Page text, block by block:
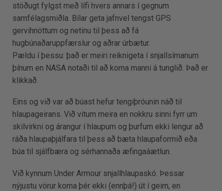
stöðugt fylgst með lífi hvers annars í gegnum
samfélagsmiðla. Bílar geta jafnvel tengst GPS
gervihnöttum og netinu til þess að fá
hugbúnaðaruppfærslur og aðrar úrbætur.
Pældu í þessu: það er meiri reiknigeta í snjallsímanum
þínum en NASA notaði til að koma manni á tunglið. Það er
klikkað.
Eins og við var að búast hefur tengiþróunin náð til
hlaupageirans. Við vitum meira en nokkru sinni fyrr um
skilvirkni og árangur í hlaupum og þurfum ekki lengur að
ráða hlaupaþjálfara til þess að bæta hlaupaformið eða
búa til sjálfbæra og sérhannaða æfingaáætlun.
Við kynnum Under Armour snjallhlaupaskó. Þessar
nýjustu vörur koma þér ekki (ennþá!) út í geim, en